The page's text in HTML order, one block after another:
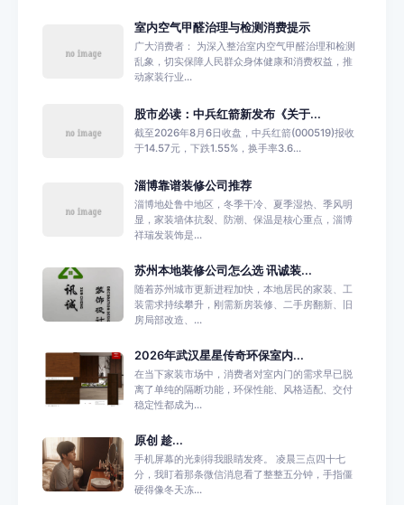
室内空气甲醛治理与检测消费提示
广大消费者： 为深入整治室内空气甲醛治理和检测
乱象，切实保障人民群众身体健康和消费权益，推
动家装行业...
股市必读：中兵红箭新发布《关于...
截至2026年8月6日收盘，中兵红箭(000519)报收
于14.57元，下跌1.55%，换手率3.6...
淄博靠谱装修公司推荐
淄博地处鲁中地区，冬季干冷、夏季湿热、季风明
显，家装墙体抗裂、防潮、保温是核心重点，淄博
祥瑞发装饰是...
苏州本地装修公司怎么选 讯诚装...
随着苏州城市更新进程加快，本地居民的家装、工
装需求持续攀升，刚需新房装修、二手房翻新、旧
房局部改造、...
2026年武汉星星传奇环保室内...
在当下家装市场中，消费者对室内门的需求早已脱
离了单纯的隔断功能，环保性能、风格适配、交付
稳定性都成为...
原创 趁...
手机屏幕的光刺得我眼睛发疼。 凌晨三点四十七
分，我盯着那条微信消息看了整整五分钟，手指僵
硬得像冬天冻...